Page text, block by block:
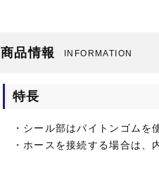
商品情報 INFORMATION
特長
・シール部はバイトンゴムを
・ホースを接続する場合は